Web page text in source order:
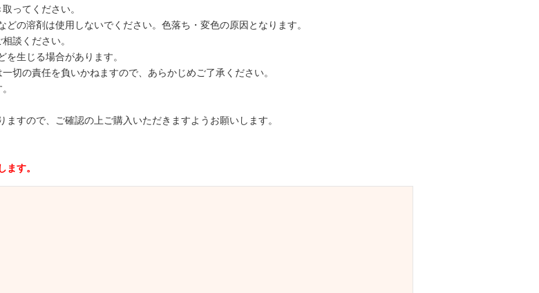
ってください。
の溶剤は使用しないでください。色落ち・変色の原因となります。
談ください。
生じる場合があります。
切の責任を負いかねますので、あらかじめご了承ください。
すので、ご確認の上ご購入いただきますようお願いします。
す。